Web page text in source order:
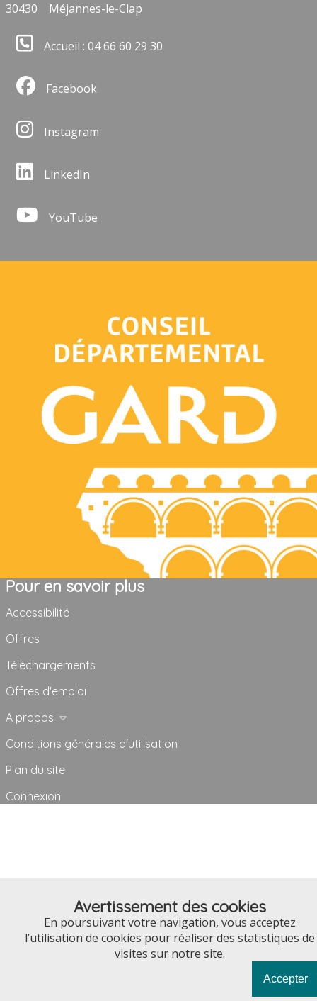
30430
Méjannes-le-Clap
Accueil : 04 66 60 29 30
Facebook
Instagram
LinkedIn
YouTube
Pour en savoir plus
Accessibilité
Offres
Téléchargements
Offres d'emploi
A propos
Conditions générales d'utilisation
Plan du site
Connexion
Avertissement des cookies
En poursuivant votre navigation, vous acceptez
l’utilisation de cookies pour réaliser des statistiques de
visites sur notre site.
Accepter